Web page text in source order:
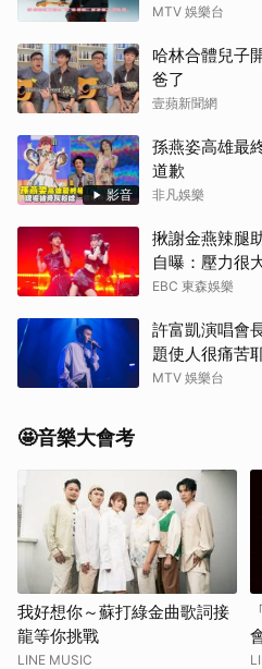
MTV 娛樂台
哈林合體兒子
爸了
壹蘋新聞網
影音
孫燕姿高雄最
道歉
非凡娛樂
揪謝金燕辣腿
自曝：壓力很
EBC 東森娛樂
許富凱演唱會
題使人很痛苦
MTV 娛樂台
🤩音樂大會考
我好想你～蘇打綠金曲歌詞接
龍等你挑戰
LINE MUSIC